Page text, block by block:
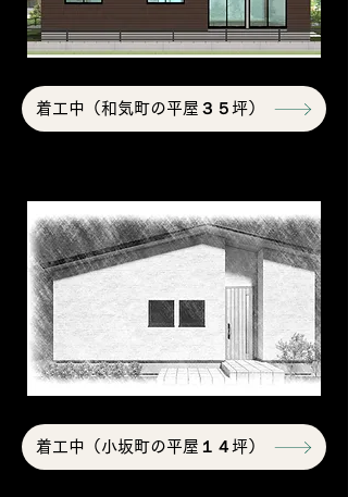
着工中（和気町の平屋３５坪）
着工中（小坂町の平屋１４坪）